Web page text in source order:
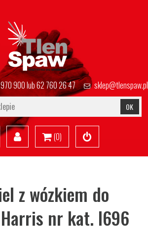
900lub62 760 26 47 sklep@tlenspaw.pl
OK
(0)
z wózkiem do
nr kat. I696